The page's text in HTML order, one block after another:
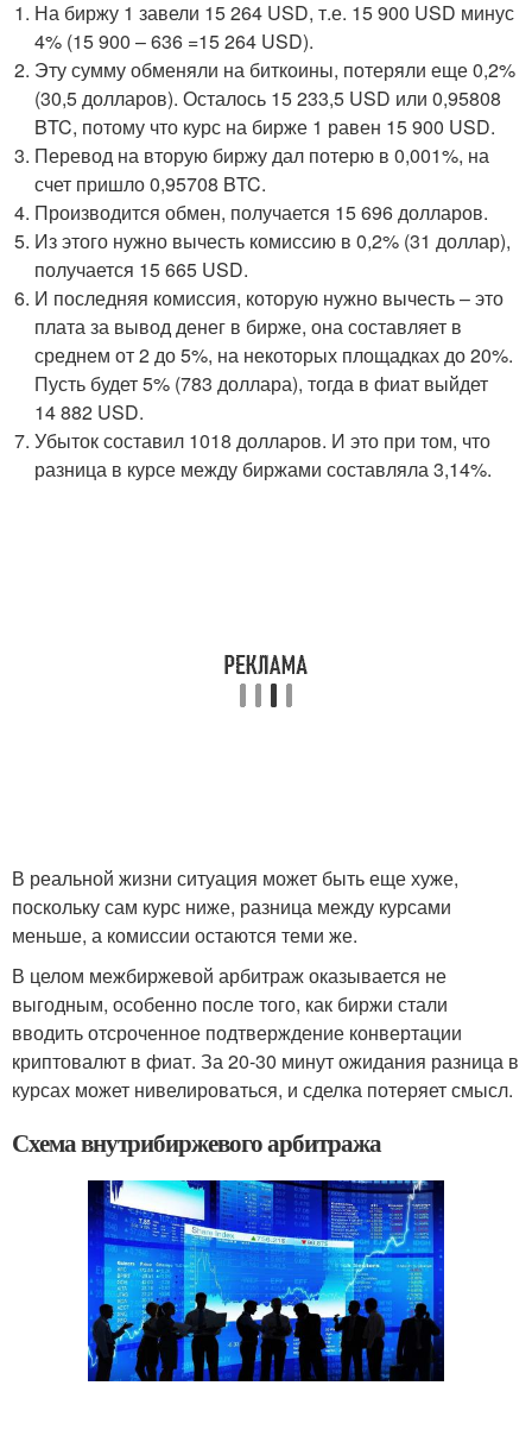
На биржу 1 завели 15 264 USD, т.е. 15 900 USD минус
4% (15 900 – 636 =15 264 USD).
Эту сумму обменяли на биткоины, потеряли еще 0,2%
(30,5 долларов). Осталось 15 233,5 USD или 0,95808
BTC, потому что курс на бирже 1 равен 15 900 USD.
Перевод на вторую биржу дал потерю в 0,001%, на
счет пришло 0,95708 BTC.
Производится обмен, получается 15 696 долларов.
Из этого нужно вычесть комиссию в 0,2% (31 доллар),
получается 15 665 USD.
И последняя комиссия, которую нужно вычесть – это
плата за вывод денег в бирже, она составляет в
среднем от 2 до 5%, на некоторых площадках до 20%.
Пусть будет 5% (783 доллара), тогда в фиат выйдет
14 882 USD.
Убыток составил 1018 долларов. И это при том, что
разница в курсе между биржами составляла 3,14%.
В реальной жизни ситуация может быть еще хуже,
поскольку сам курс ниже, разница между курсами
меньше, а комиссии остаются теми же.
В целом межбиржевой арбитраж оказывается не
выгодным, особенно после того, как биржи стали
вводить отсроченное подтверждение конвертации
криптовалют в фиат. За 20-30 минут ожидания разница в
курсах может нивелироваться, и сделка потеряет смысл.
Схема внутрибиржевого арбитража